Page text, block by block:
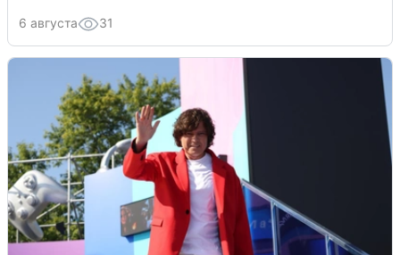
6 августа 31